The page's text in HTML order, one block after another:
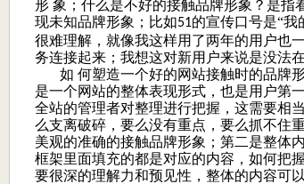
形 象；什么是不好的接触品牌形象？是指
现未知品牌形象；比如51的宣传口号是“我
很难理解，就像我这样用了两年的用户也
务连接起来；我想这对新用户来说是没法
如 何塑造一个好的网站接触时的品牌
是一个网站的整体表现形式，也是用户第
全站的管理者对整理进行把握，这需要相
么支离破碎，要么没有重点，要么抓不住
美观的准确的接触品牌形象；第二是整体
框架里面填充的都是对应的内容，如何把
要很深的理解力和预见性，整体的内容可